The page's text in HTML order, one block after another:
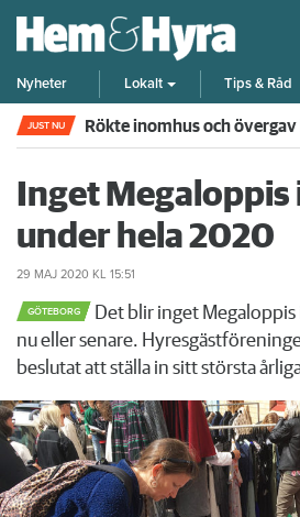
Nyheter Lokalt Tips & Råd
JUST NU Rökte inomhus och
Inget
under hela 2020
29 MAJ 2020 KL 15:51
GÖTEBORG
Det blir inget Megaloppis
nu eller senare.
beslutat att ställa in sitt största